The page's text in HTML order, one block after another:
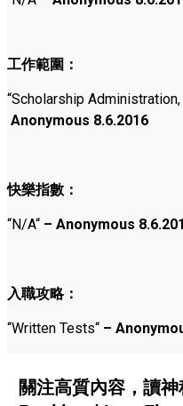
工作範圍：
“Scholarship
Anonymous 8.6.2016
快樂指數：
“N/A“ – Anonymous 8.6
入職攻略：
“Written Tests“ –
關注高質內容，讀